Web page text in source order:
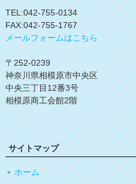
TEL:042-755-0134
FAX:042-755-1767
メールフォームはこちら
〒252-0239
神奈川県相模原市中央区
中央三丁目12番3号
相模原商工会館2階
サイトマップ
ホーム